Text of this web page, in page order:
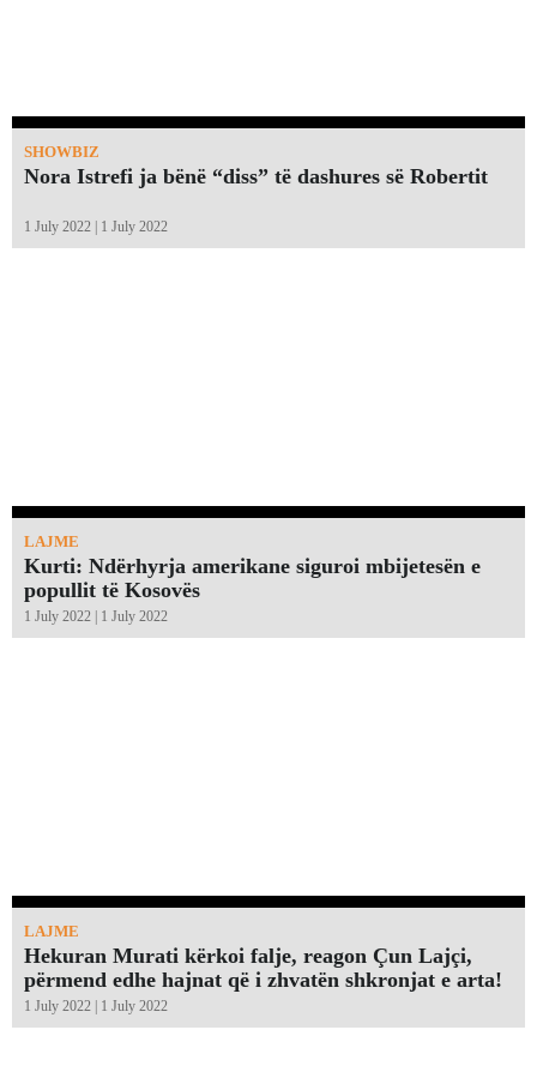
SHOWBIZ
Nora Istrefi ja bënë “diss” të dashures së Robertit
1 July 2022 | 1 July 2022
LAJME
Kurti: Ndërhyrja amerikane siguroi mbijetesën e
popullit të Kosovës
1 July 2022 | 1 July 2022
LAJME
Hekuran Murati kërkoi falje, reagon Çun Lajçi,
përmend edhe hajnat që i zhvatën shkronjat e arta!￼
1 July 2022 | 1 July 2022